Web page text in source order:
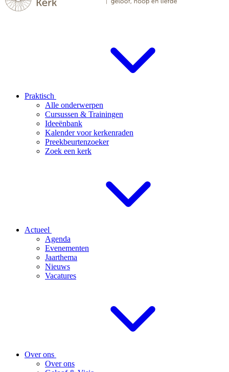
Praktisch
Alle onderwerpen
Cursussen & Trainingen
Ideeënbank
Kalender voor kerkenraden
Preekbeurtenzoeker
Zoek een kerk
Actueel
Agenda
Evenementen
Jaarthema
Nieuws
Vacatures
Over ons
Over ons